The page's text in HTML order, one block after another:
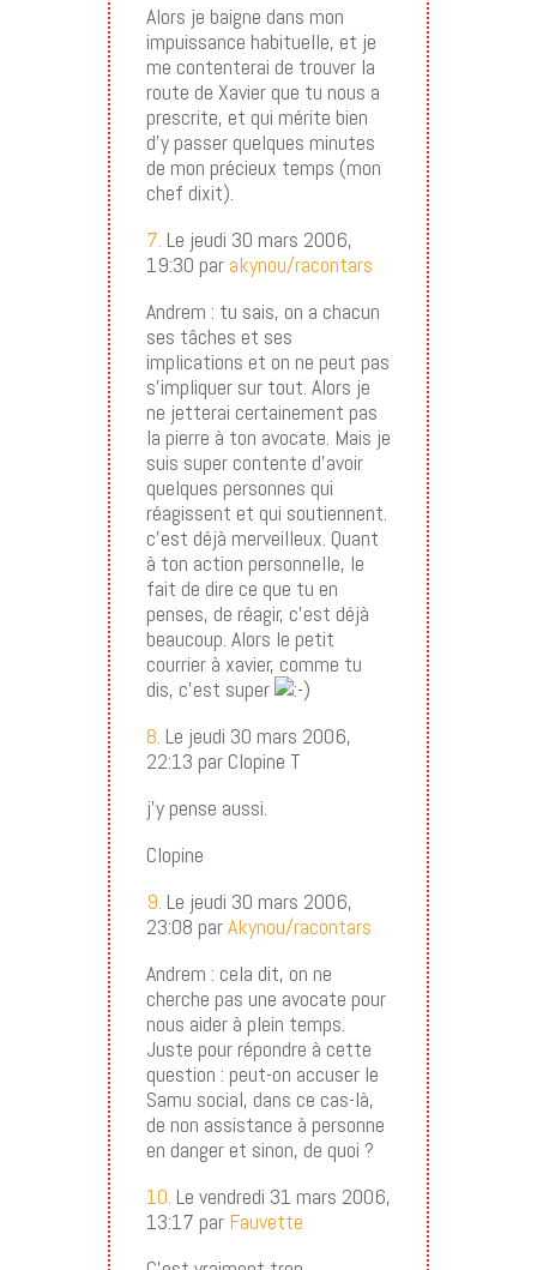
Alors je baigne dans mon
impuissance habituelle, et je
me contenterai de trouver la
route de Xavier que tu nous a
prescrite, et qui mérite bien
d’y passer quelques minutes
de mon précieux temps (mon
chef dixit).
7. Le jeudi 30 mars 2006,
19:30 par akynou/racontars
Andrem : tu sais, on a chacun
ses tâches et ses
implications et on ne peut pas
s’impliquer sur tout. Alors je
ne jetterai certainement pas
la pierre à ton avocate. Mais je
suis super contente d’avoir
quelques personnes qui
réagissent et qui soutiennent.
c’est déjà merveilleux. Quant
à ton action personnelle, le
fait de dire ce que tu en
penses, de réagir, c’est déjà
beaucoup. Alors le petit
courrier à xavier, comme tu
dis, c’est super
8. Le jeudi 30 mars 2006,
22:13 par Clopine T
j’y pense aussi.
Clopine
9. Le jeudi 30 mars 2006,
23:08 parAkynou/racontars
Andrem : cela dit, on ne
cherche pas une avocate pour
nous aider à plein temps.
Juste pour répondre à cette
question : peut-on accuser le
Samu social, dans ce cas-là,
de non assistance à personne
en danger et sinon, de quoi ?
10. Le vendredi 31 mars 2006,
13:17 par Fauvette